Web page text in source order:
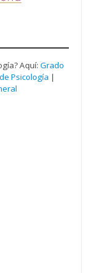
Aquí: Grado
Psicología |